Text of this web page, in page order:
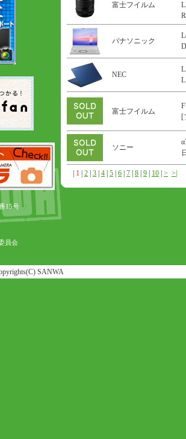
富士フイルム
R
パナソニック
NEC
富士フイルム
[
ソニー
1 2 3 4 5 6 7 8 9 10 > >|
15号
員会
SANWA